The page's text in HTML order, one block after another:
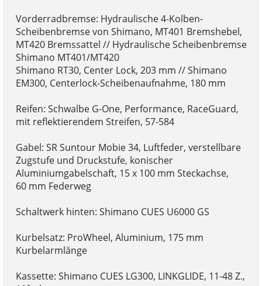
Vorderradbremse: Hydraulische 4-Kolben-
Scheibenbremse von Shimano, MT401 Bremshebel,
MT420 Bremssattel // Hydraulische Scheibenbremse
Shimano MT401/MT420
Shimano RT30, Center Lock, 203 mm // Shimano
EM300, Centerlock-Scheibenaufnahme, 180 mm
Reifen: Schwalbe G-One, Performance, RaceGuard,
mit reflektierendem Streifen, 57-584
Gabel: SR Suntour Mobie 34, Luftfeder, verstellbare
Zugstufe und Druckstufe, konischer
Aluminiumgabelschaft, 15 x 100 mm Steckachse,
60 mm Federweg
Schaltwerk hinten: Shimano CUES U6000 GS
Kurbelsatz: ProWheel, Aluminium, 175 mm
Kurbelarmlänge
Kassette: Shimano CUES LG300, LINKGLIDE, 11-48 Z.,